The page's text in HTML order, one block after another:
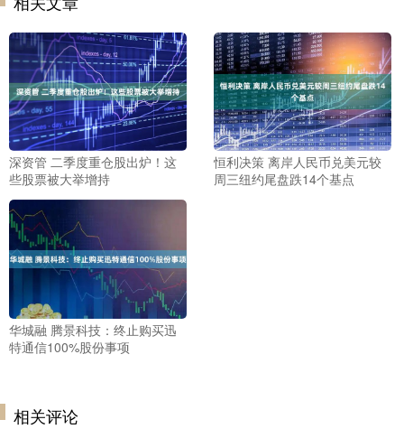
深资管 二季度重仓股出炉！这
些股票被大举增持
恒利决策 离岸人民币兑美元较
周三纽约尾盘跌14个基点
华城融 腾景科技：终止购买迅
特通信100%股份事项
相关评论